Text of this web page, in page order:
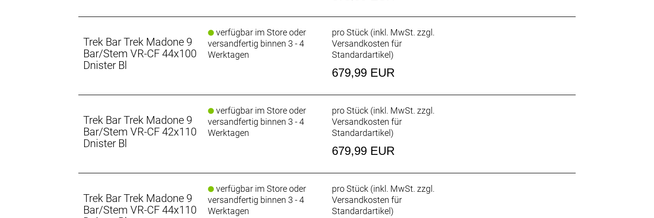
Trek Bar Trek Madone 9
Bar/Stem VR-CF 44x100
Dnister Bl
verfügbar im Store oder
versandfertig binnen 3 - 4
Werktagen
pro Stück (inkl. MwSt. zzgl.
Versandkosten für
Standardartikel)
679,99 EUR
Trek Bar Trek Madone 9
Bar/Stem VR-CF 42x110
Dnister Bl
verfügbar im Store oder
versandfertig binnen 3 - 4
Werktagen
pro Stück (inkl. MwSt. zzgl.
Versandkosten für
Standardartikel)
679,99 EUR
Trek Bar Trek Madone 9
Bar/Stem VR-CF 44x110
verfügbar im Store oder
versandfertig binnen 3 - 4
Werktagen
pro Stück (inkl. MwSt. zzgl.
Versandkosten für
Standardartikel)